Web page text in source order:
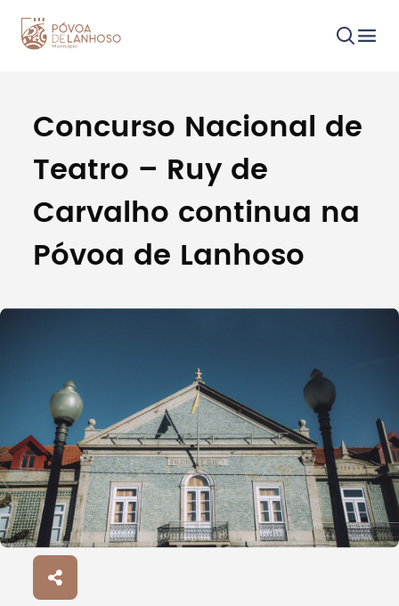
Procurar
Tipo de conteúdo
Filtros
Concurso Nacional de
Teatro – Ruy de
Carvalho continua na
Póvoa de Lanhoso